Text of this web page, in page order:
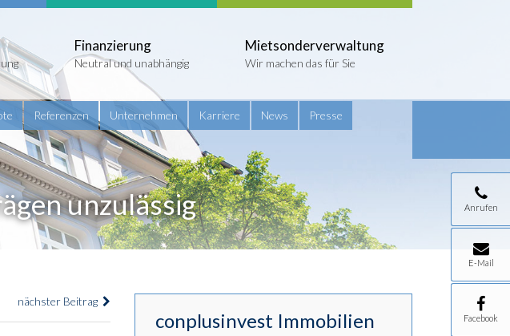
Finanzierung
Neutral und unabhängig
Mietsonderverwaltung
Wir machen das für Sie
Referenzen Unternehmen Karriere News Presse
unzulässig Anrufen
E-Mail
Facebook
nächster Beitrag
conplusinvest Immobilien